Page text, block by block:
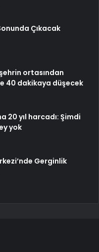
Çıkacak
ortasından
40 dakikaya düşecek
20 yıl harcadı: Şimdi
yok
Gerginlik